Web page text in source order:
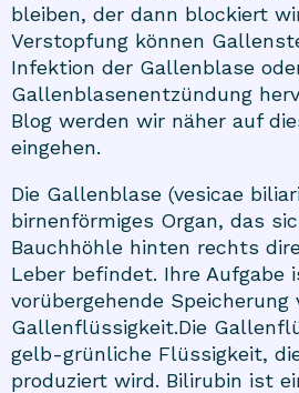
bleiben, der dann blockiert
Verstopfung können
Infektion der Gallenblase
Gallenblasenentzündung
Blog werden wir näher auf
eingehen.
Die Gallenblase (vesicae
birnenförmiges Organ, das
Bauchhöhle hinten rechts
Leber befindet. Ihre Aufgabe
vorübergehende Speicherung
Gallenflüssigkeit.Die
gelb-grünliche Flüssigkeit,
produziert wird. Bilirubin ist